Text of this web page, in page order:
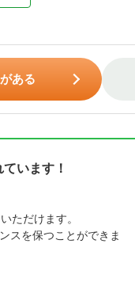
ある
います！
ただけます。
スを保つことができま